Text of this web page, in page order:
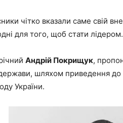
чітко вказали саме свій
для того, щоб стати лідером.
Андрій Покрищук,
шляхом приведення
України.